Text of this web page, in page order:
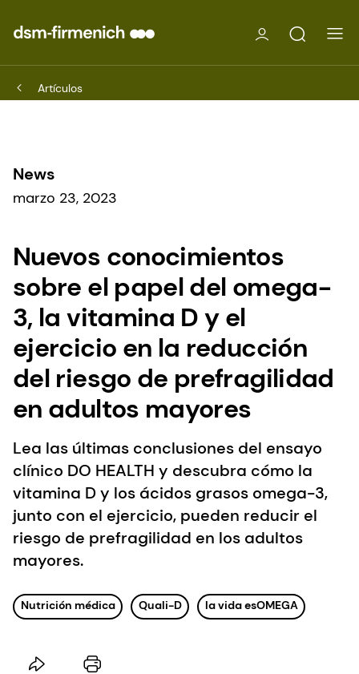
Artículos
News
marzo 23, 2023
Nuevos conocimientos
sobre el papel del omega-
3, la vitamina D y el
ejercicio en la reducción
del riesgo de prefragilidad
en adultos mayores
Lea las últimas conclusiones del ensayo
clínico DO HEALTH y descubra cómo la
vitamina D y los ácidos grasos omega-3,
junto con el ejercicio, pueden reducir el
riesgo de prefragilidad en los adultos
mayores.
Nutrición médica Quali-D la vida esOMEGA